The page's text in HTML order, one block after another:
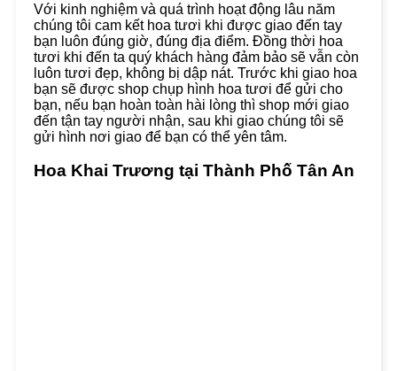
Với kinh nghiệm và quá trình hoạt động lâu năm
chúng tôi cam kết hoa tươi khi được giao đến tay
bạn luôn đúng giờ, đúng địa điểm. Đồng thời hoa
tươi khi đến ta quý khách hàng đảm bảo sẽ vẫn còn
luôn tươi đẹp, không bị dập nát. Trước khi giao hoa
bạn sẽ được shop chụp hình hoa tươi để gửi cho
bạn, nếu bạn hoàn toàn hài lòng thì shop mới giao
đến tận tay người nhận, sau khi giao chúng tôi sẽ
gửi hình nơi giao để bạn có thể yên tâm.
Hoa Khai Trương tại Thành Phố Tân An